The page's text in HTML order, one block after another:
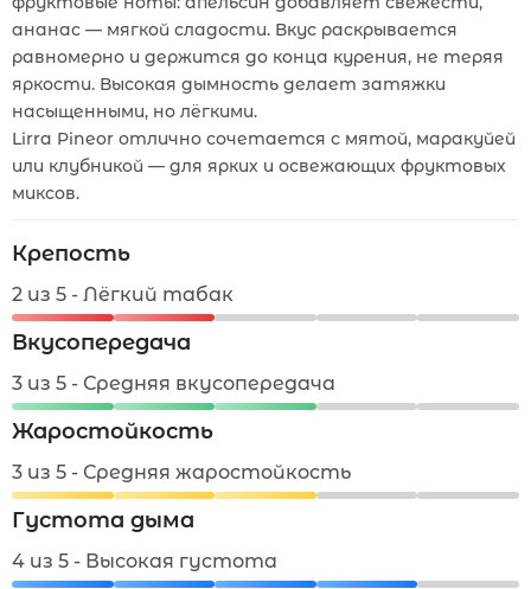
ананас — мягкой сладости. Вкус раскрывается
равномерно и держится до конца курения, не теряя
яркости. Высокая дымность делает затяжки
насыщенными, но лёгкими.
Lirra Pineor отлично сочетается с мятой, маракуйей
или клубникой — для ярких и освежающих фруктовых
миксов.
Крепость
2 из 5 - Лёгкий табак
Вкусопередача
3 из 5 - Средняя вкусопередача
Жаростойкость
3 из 5 - Средняя жаростойкость
Густота дыма
4 из 5 - Высокая густота